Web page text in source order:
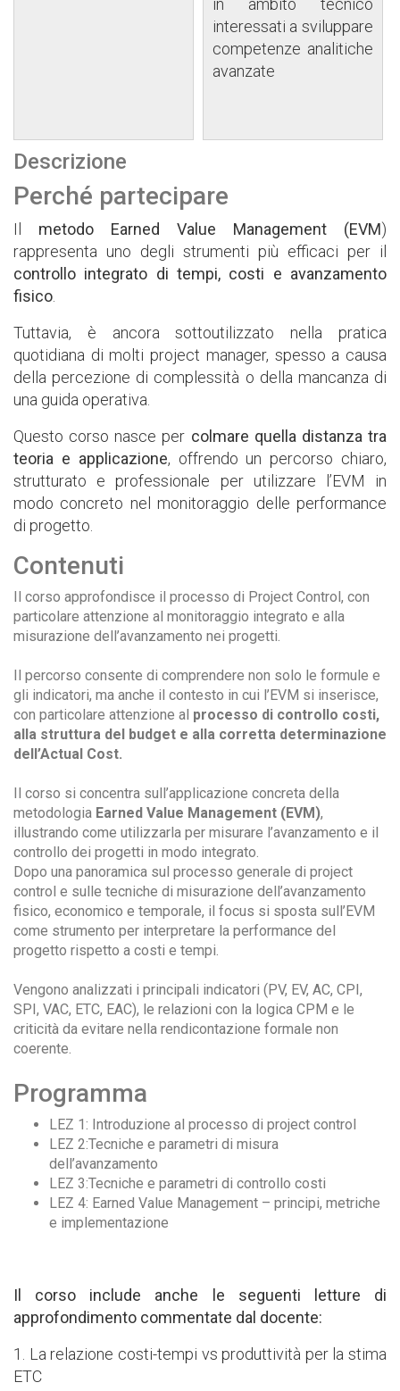
in ambito tecnico
interessati a sviluppare
competenze analitiche
avanzate
Descrizione
Perché partecipare
Il metodo Earned Value Management (EVM)
rappresenta uno degli strumenti più efficaci per il
controllo integrato di tempi, costi e avanzamento
fisico
Tuttavia, è ancora sottoutilizzato nella pratica
quotidiana di molti project manager, spesso a causa
della percezione di complessità o della mancanza di
una guida operativa.
Questo corso nasce per colmare quella distanza tra
teoria e applicazione, offrendo un percorso chiaro,
strutturato e professionale per utilizzare l’EVM in
modo concreto nel monitoraggio delle performance
di progetto.
Contenuti
Il corso approfondisce il processo di Project Control, con
particolare attenzione al monitoraggio integrato e alla
misurazione dell’avanzamento nei progetti.
Il percorso consente di comprendere non solo le formule e
gli indicatori, ma anche il contesto in cui l’EVM si inserisce,
con particolare attenzione al processo di controllo costi,
alla struttura del budget e alla corretta determinazione
dell’Actual Cost.
Il corso si concentra sull’applicazione concreta della
metodologia Earned Value Management (EVM),
illustrando come utilizzarla per misurare l’avanzamento e il
controllo dei progetti in modo integrato.
Dopo una panoramica sul processo generale di project
control e sulle tecniche di misurazione dell’avanzamento
fisico, economico e temporale, il focus si sposta sull’EVM
come strumento per interpretare la performance del
progetto rispetto a costi e tempi.
Vengono analizzati i principali indicatori (PV, EV, AC, CPI,
SPI, VAC, ETC, EAC), le relazioni con la logica CPM e le
criticità da evitare nella rendicontazione formale non
coerente.
Programma
LEZ 1: Introduzione al processo di project control
LEZ 2:Tecniche e parametri di misura
dell’avanzamento
LEZ 3:Tecniche e parametri di controllo costi
LEZ 4: Earned Value Management – principi, metriche
e implementazione
Il corso include anche le seguenti letture di
approfondimento commentate dal docente:
1. La relazione costi-tempi vs produttività per la stima
ETC